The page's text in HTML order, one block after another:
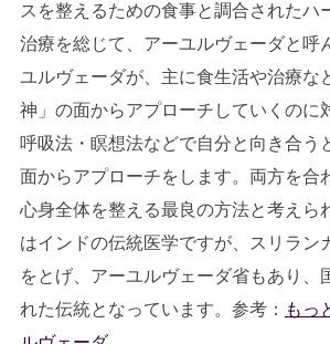
スを整えるための食事と調合されたハ
治療を総じて、アーユルヴェーダと呼
ユルヴェーダが、主に食生活や治療な
神」の面からアプローチしていくのに
呼吸法・瞑想法などで自分と向き合う
面からアプローチをします。両方を合
心身全体を整える最良の方法と考えら
はインドの伝統医学ですが、スリラン
をとげ、アーユルヴェーダ省もあり、
れた伝統となっています。参考： もっ